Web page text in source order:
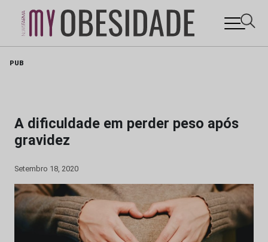
PUB
A dificuldade em perder peso após
gravidez
Setembro 18, 2020